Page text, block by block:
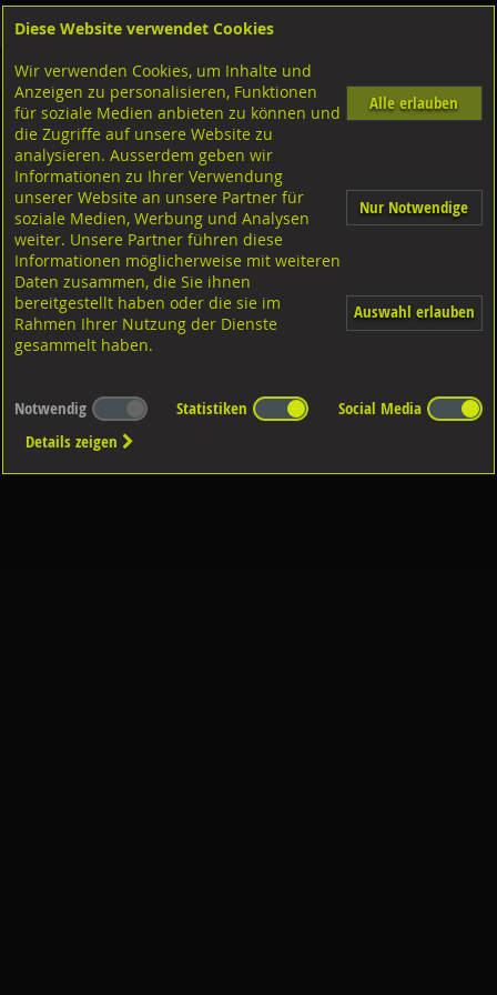
Shop Geländerzubehör Rondellen CNS 1.4301
mit gestanzten Befestigungslöchern
Diverse Ausführungen mit
gestanzten Löchern
Diese Website verwendet Cookies
Wir verwenden Cookies, um Inhalte und
Anzeigen zu personalisieren, Funktionen
für soziale Medien anbieten zu können und
die Zugriffe auf unsere Website zu
analysieren. Ausserdem geben wir
Informationen zu Ihrer Verwendung
unserer Website an unsere Partner für
soziale Medien, Werbung und Analysen
weiter. Unsere Partner führen diese
Informationen möglicherweise mit weiteren
Daten zusammen, die Sie ihnen
bereitgestellt haben oder die sie im
Rahmen Ihrer Nutzung der Dienste
gesammelt haben.
Alle erlauben
Nur Notwendige
Auswahl erlauben
Notwendig Statistiken
Social Media
Details zeigen